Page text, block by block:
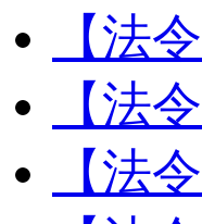
【法
【法
【法